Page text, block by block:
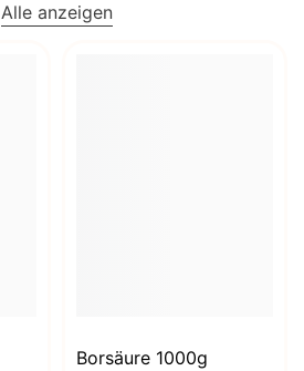
Alle anzeigen
Borsäure 1000g